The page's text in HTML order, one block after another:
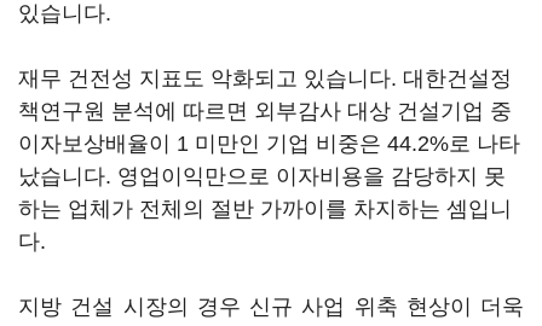
있습니다.
재무 건전성 지표도 악화되고 있습니다. 대한건설정
책연구원 분석에 따르면 외부감사 대상 건설기업 중
이자보상배율이 1 미만인 기업 비중은 44.2%로 나타
났습니다. 영업이익만으로 이자비용을 감당하지 못
하는 업체가 전체의 절반 가까이를 차지하는 셈입니
다.
지방 건설 시장의 경우 신규 사업 위축 현상이 더욱